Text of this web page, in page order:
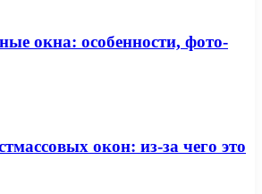
окна: особенности, фото-
окон: из-за чего это